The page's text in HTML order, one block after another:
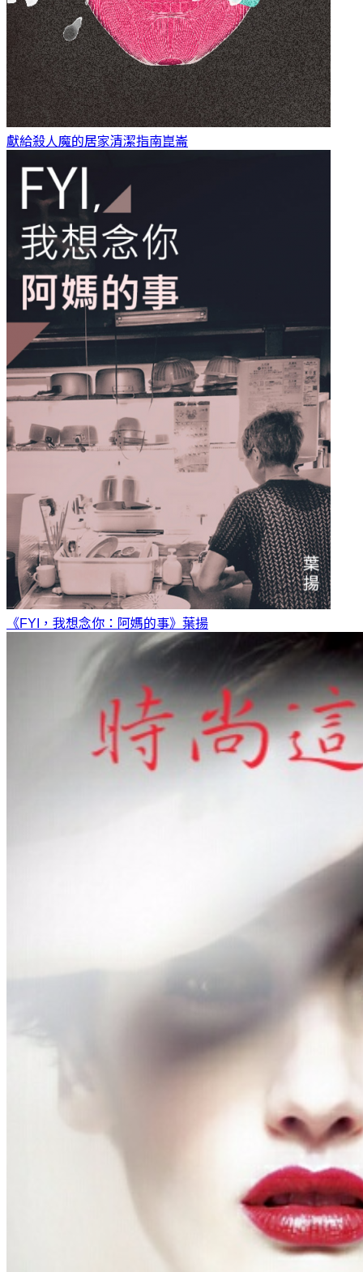
獻給殺人魔的居家清潔指南崑崙
《FYI，我想念你：阿媽的事》 葉揚